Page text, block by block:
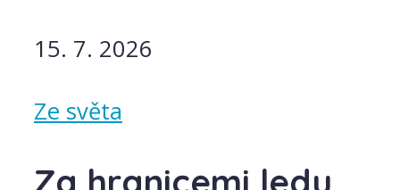
15. 7. 2026
Ze světa